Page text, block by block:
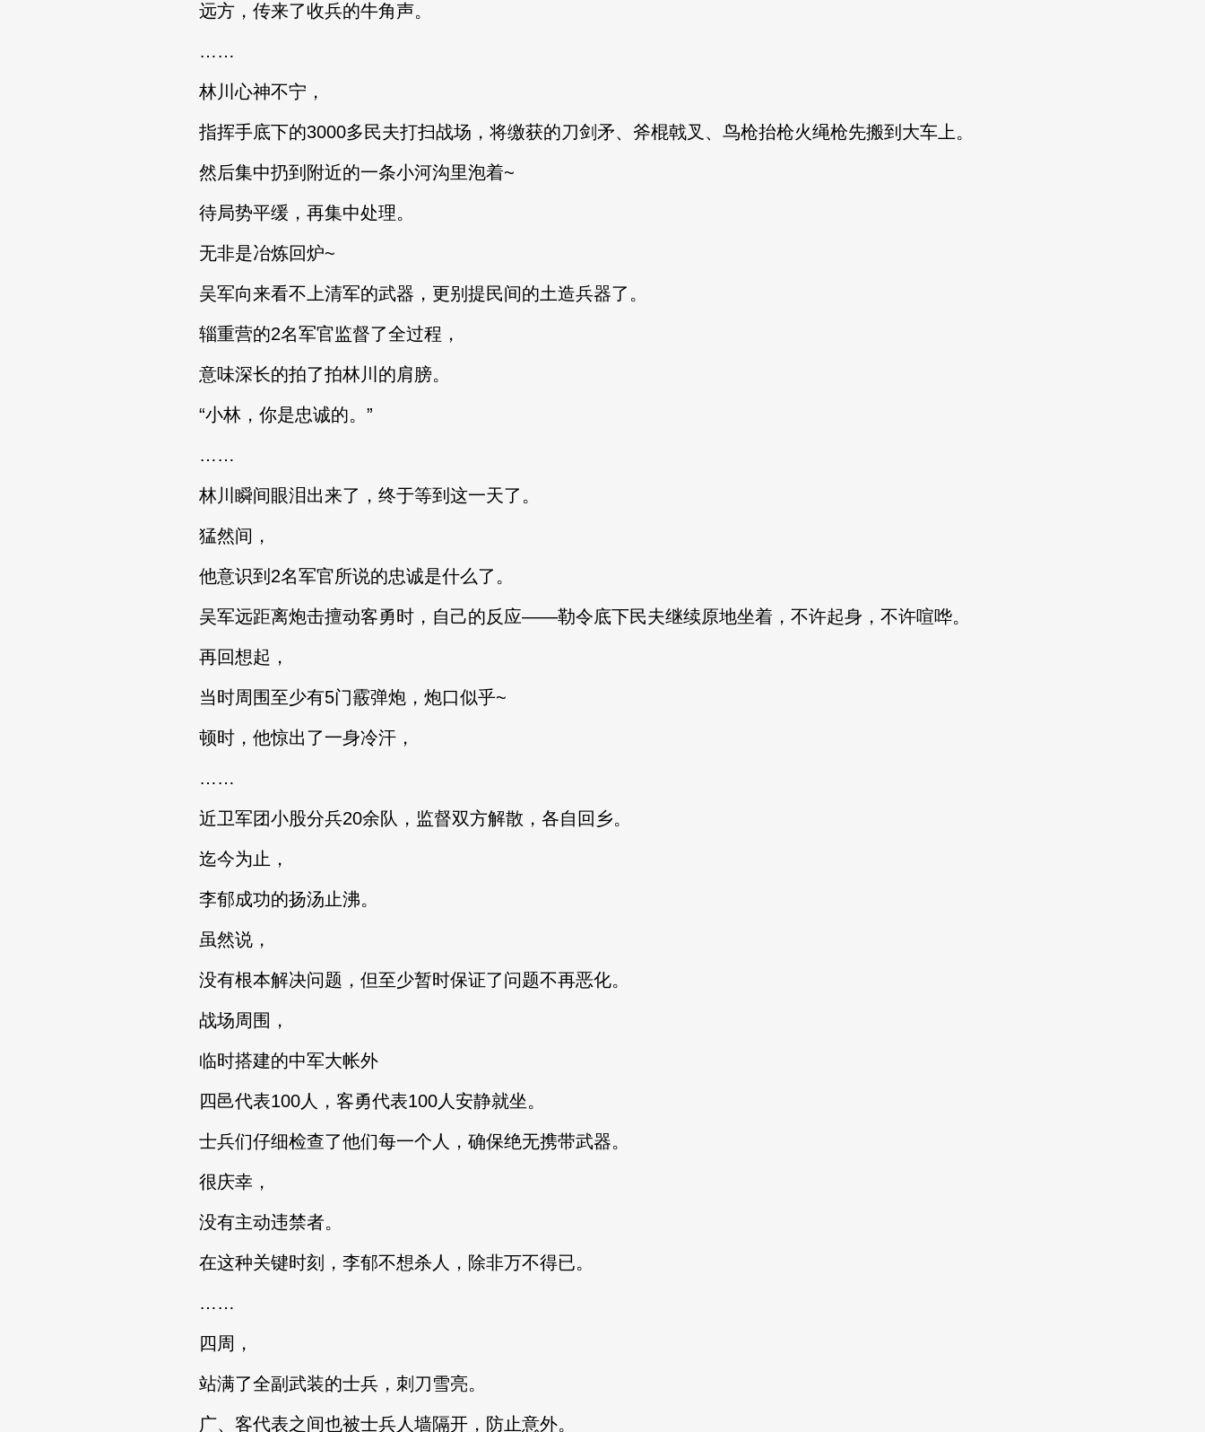
远方，传来了收兵的牛角声。
……
林川心神不宁，
指挥手底下的3000多民夫打扫战场，将缴获的刀剑矛、斧棍戟叉、鸟枪抬枪火绳枪先搬到大车上。
然后集中扔到附近的一条小河沟里泡着~
待局势平缓，再集中处理。
无非是冶炼回炉~
吴军向来看不上清军的武器，更别提民间的土造兵器了。
辎重营的2名军官监督了全过程，
意味深长的拍了拍林川的肩膀。
“小林，你是忠诚的。”
……
林川瞬间眼泪出来了，终于等到这一天了。
猛然间，
他意识到2名军官所说的忠诚是什么了。
吴军远距离炮击擅动客勇时，自己的反应——勒令底下民夫继续原地坐着，不许起身，不许喧哗。
再回想起，
当时周围至少有5门霰弹炮，炮口似乎~
顿时，他惊出了一身冷汗，
……
近卫军团小股分兵20余队，监督双方解散，各自回乡。
迄今为止，
李郁成功的扬汤止沸。
虽然说，
没有根本解决问题，但至少暂时保证了问题不再恶化。
战场周围，
临时搭建的中军大帐外
四邑代表100人，客勇代表100人安静就坐。
士兵们仔细检查了他们每一个人，确保绝无携带武器。
很庆幸，
没有主动违禁者。
在这种关键时刻，李郁不想杀人，除非万不得已。
……
四周，
站满了全副武装的士兵，刺刀雪亮。
广、客代表之间也被士兵人墙隔开，防止意外。